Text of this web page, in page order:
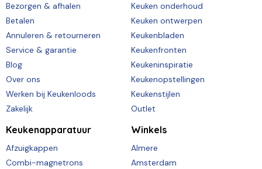
Bezorgen & afhalen
Betalen
Annuleren & retourneren
Service & garantie
Blog
Over ons
Werken bij Keukenloods
Zakelijk
Keuken onderhoud
Keuken ontwerpen
Keukenbladen
Keukenfronten
Keukeninspiratie
Keukenopstellingen
Keukenstijlen
Outlet
Keukenapparatuur
Afzuigkappen
Combi-magnetrons
Winkels
Almere
Amsterdam